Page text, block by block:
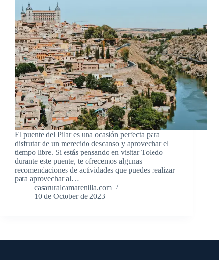
El puente del Pilar es una ocasión perfecta para
disfrutar de un merecido descanso y aprovechar el
tiempo libre. Si estás pensando en visitar Toledo
durante este puente, te ofrecemos algunas
recomendaciones de actividades que puedes realizar
para aprovechar al…
casaruralcamarenilla.com
10 de October de 2023